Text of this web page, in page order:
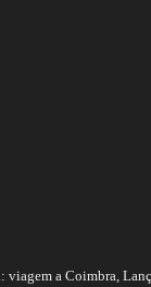
a Coimbra,